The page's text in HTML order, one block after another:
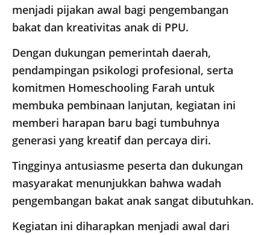
menjadi pijakan awal bagi pengembangan
bakat dan kreativitas anak di PPU.
Dengan dukungan pemerintah daerah,
pendampingan psikologi profesional, serta
komitmen Homeschooling Farah untuk
membuka pembinaan lanjutan, kegiatan ini
memberi harapan baru bagi tumbuhnya
generasi yang kreatif dan percaya diri.
Tingginya antusiasme peserta dan dukungan
masyarakat menunjukkan bahwa wadah
pengembangan bakat anak sangat dibutuhkan.
Kegiatan ini diharapkan menjadi awal dari